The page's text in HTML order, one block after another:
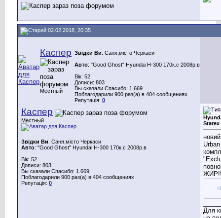
02.02.2018, 20:35
Каспер
Местный
Звідки Ви: Саня,місто Черкаси
Авто: "Good Ghost" Hyundai H-300 170к.с 2008р.в
Вік: 52
Дописи: 803
Вы сказали Спасибо: 1.669
Поблагодарили 900 раз(а) в 404 сообщениях
Репутація: 0
Каспер
Местный
Звідки Ви: Саня,місто Черкаси
Авто: "Good Ghost" Hyundai H-300 170к.с 2008р.в
Вік: 52
Дописи: 803
Вы сказали Спасибо: 1.669
Поблагодарили 900 раз(а) в 404 сообщениях
Репутація: 0
Starex
Для